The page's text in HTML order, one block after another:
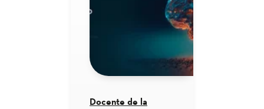
Docente de la